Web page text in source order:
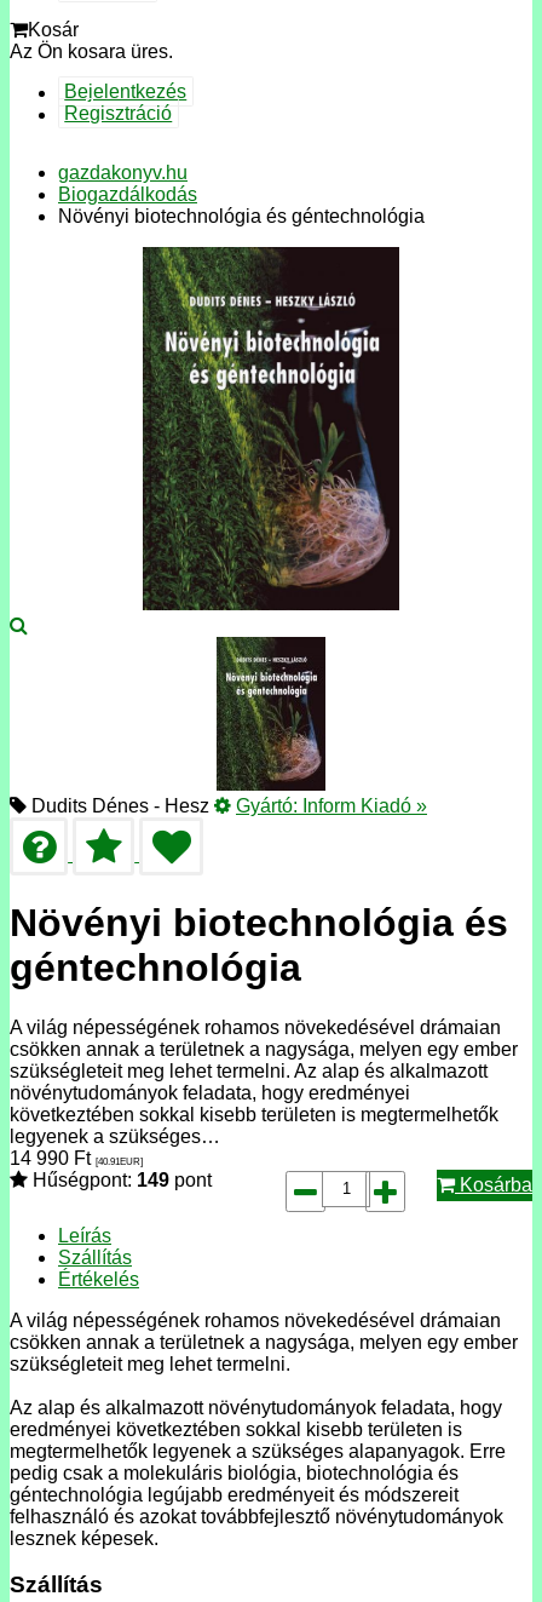
Kosár
Az Ön kosara üres.
Bejelentkezés
Regisztráció
gazdakonyv.hu
Biogazdálkodás
Növényi biotechnológia és géntechnológia
Dudits Dénes - Hesz Gyártó: Inform Kiadó »
Növényi biotechnológia és
géntechnológia
A világ népességének rohamos növekedésével drámaian
csökken annak a területnek a nagysága, melyen egy ember
szükségleteit meg lehet termelni. Az alap és alkalmazott
növénytudományok feladata, hogy eredményei
következtében sokkal kisebb területen is megtermelhetők
legyenek a szükséges…
14 990 Ft [40.91 EUR]
Hűségpont: 149 pont Kosárba
Leírás
Szállítás
Értékelés
A világ népességének rohamos növekedésével drámaian
csökken annak a területnek a nagysága, melyen egy ember
szükségleteit meg lehet termelni.
Az alap és alkalmazott növénytudományok feladata, hogy
eredményei következtében sokkal kisebb területen is
megtermelhetők legyenek a szükséges alapanyagok. Erre
pedig csak a molekuláris biológia, biotechnológia és
géntechnológia legújabb eredményeit és módszereit
felhasználó és azokat továbbfejlesztő növénytudományok
lesznek képesek.
Szállítás